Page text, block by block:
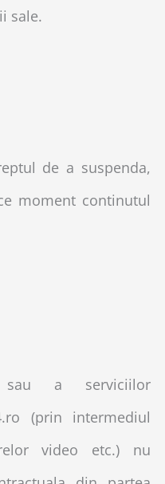
sale.
de a suspenda,
moment continutul
sau a serviciilor
(prin intermediul
video etc.) nu